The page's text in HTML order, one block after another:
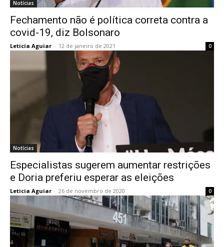
Notícias
Fechamento não é política correta contra a
covid-19, diz Bolsonaro
Leticia Aguiar - 12 de janeiro de 2021 0
Notícias
Especialistas sugerem aumentar restrições
e Doria preferiu esperar as eleições
Leticia Aguiar - 26 de novembro de 2020 0